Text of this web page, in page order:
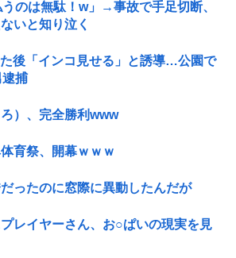
のは無駄！w」→事故で手足切断、
いと知り泣く
後「インコ見せる」と誘導…公園で
捕
）、完全勝利www
育祭、開幕ｗｗｗ
だったのに窓際に異動したんだが
プレイヤーさん、お○ぱいの現実を見